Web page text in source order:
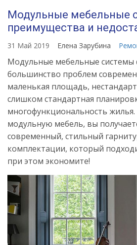
Модульные мебельные
преимущества и
31 Май 2019 Елена Зарубина
Модульные мебельные системы
большинство проблем
маленькая площадь,
слишком стандартная
многофункциональность
модульную мебель, вы
современный, стильный
комплектации, который
при этом экономите!